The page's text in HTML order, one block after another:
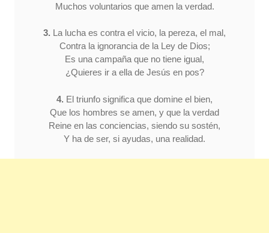
Muchos voluntarios que amen la verdad.
3. La lucha es contra el vicio, la pereza, el mal,
Contra la ignorancia de la Ley de Dios;
Es una campaña que no tiene igual,
¿Quieres ir a ella de Jesús en pos?
4. El triunfo significa que domine el bien,
Que los hombres se amen, y que la verdad
Reine en las conciencias, siendo su sostén,
Y ha de ser, si ayudas, una realidad.